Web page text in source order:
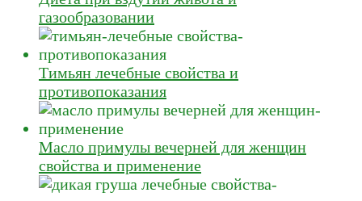
газообразовании
Тимьян лечебные свойства и
противопоказания
Масло примулы вечерней для женщин
свойства и применение